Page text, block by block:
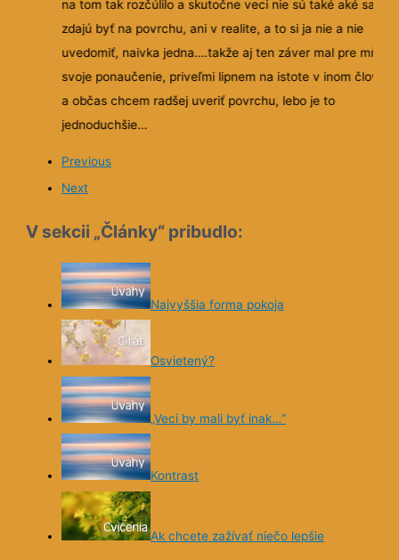
na tom tak rozčúlilo a skutočne veci nie sú také aké sa
zdajú byť na povrchu, ani v realite, a to si ja nie a nie
uvedomiť, naivka jedna….takže aj ten záver mal pre mňa
svoje ponaučenie, priveľmi lipnem na istote v inom človeku
a občas chcem radšej uveriť povrchu, lebo je to
jednoduchšie…
Previous
Next
V sekcii „Články“ pribudlo:
Najvyššia forma pokoja
Osvietený?
„Veci by mali byť inak…“
Kontrast
Ak chcete zažívať niečo lepšie